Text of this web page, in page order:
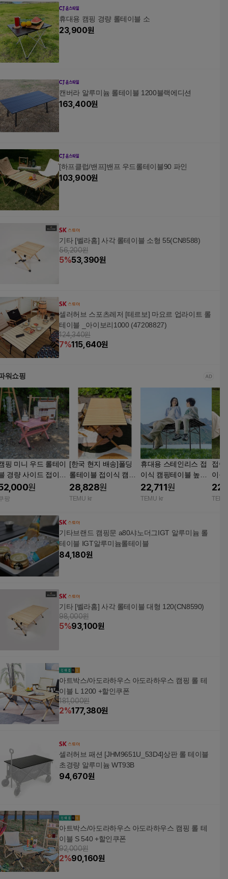
휴대용 캠핑 경량 롤테이블 소
23,900원
캔버라 알루미늄 롤테이블 1200블랙에디션
163,400원
[하프클럽/밴프]밴프 우드롤테이블90 파인
103,900원
기타 [벨라홈] 사각 롤테이블 소형 55(CN8588)
56,200원
5%53,390원
셀러허브 스포츠레저 [테르보] 마요르 업라이트 롤
테이블 _아이보리1000 (47208827)
124,340원
7%115,640원
워쇼핑
핑 미니 우드 롤테이
경량 사이드 접이식
백패킹 1개원
팡
[한국 현지 배송]폴딩
롤테이블 접이식 캠핑
테이블 초경량 아웃도
어 테이블 3Sizes
28,828원
TEMU kr
휴대용 스테인리스 접
이식 캠핑테이블 높이
조절 경량 롤테이블 컴
팩트 디자인, 휴대 간편
22,711원
TEMU kr
접이
이블
철분
이블
기타브랜드 캠핑문 a80샤노더그IGT 알루미늄 롤
테이블 IGT알루미늄롤테이블
84,180원
기타 [벨라홈] 사각 롤테이블 대형 120(CN8590)
98,000원
5%93,100원
아트박스/아도라하우스 아도라하우스 캠핑 롤 테
이블 L 1200 +할인쿠폰
181,000원
2%177,380원
셀러허브 패션 [JHM9651U_53D4]상판 롤 테이블
초경량 알루미늄 WT93B
94,670원
아트박스/아도라하우스 아도라하우스 캠핑 롤 테
이블 S 540 +할인쿠폰
92,000원
2%90,160원